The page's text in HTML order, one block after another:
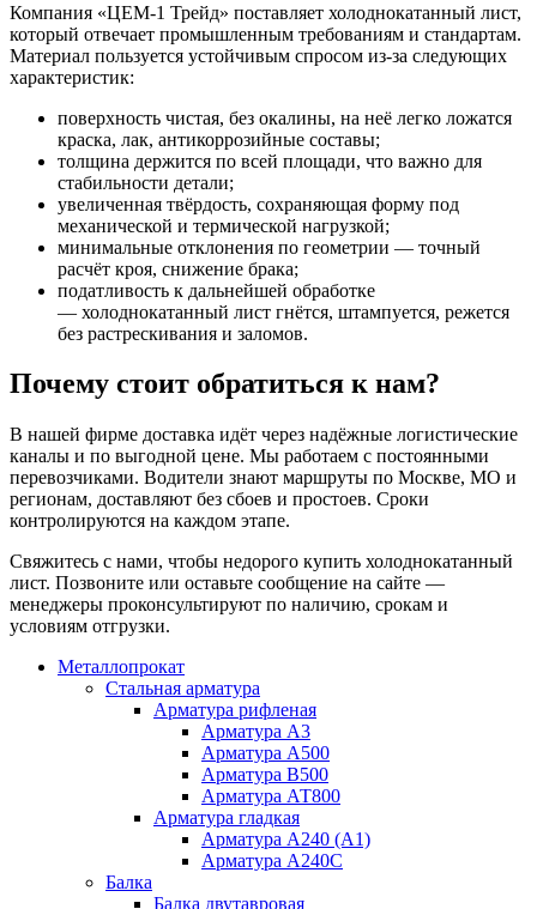
Компания «ЦЕМ‑1 Трейд» поставляет холоднокатанный лист,
который отвечает промышленным требованиям и стандартам.
Материал пользуется устойчивым спросом из-за следующих
характеристик:
поверхность чистая, без окалины, на неё легко ложатся
краска, лак, антикоррозийные составы;
толщина держится по всей площади, что важно для
стабильности детали;
увеличенная твёрдость, сохраняющая форму под
механической и термической нагрузкой;
минимальные отклонения по геометрии — точный
расчёт кроя, снижение брака;
податливость к дальнейшей обработке
— холоднокатанный лист гнётся, штампуется, режется
без растрескивания и заломов.
Почему стоит обратиться к нам?
В нашей фирме доставка идёт через надёжные логистические
каналы и по выгодной цене. Мы работаем с постоянными
перевозчиками. Водители знают маршруты по Москве, МО и
регионам, доставляют без сбоев и простоев. Сроки
контролируются на каждом этапе.
Свяжитесь с нами, чтобы недорого купить холоднокатанный
лист. Позвоните или оставьте сообщение на сайте —
менеджеры проконсультируют по наличию, срокам и
условиям отгрузки.
Металлопрокат
Стальная арматура
Арматура рифленая
Арматура А3
Арматура А500
Арматура В500
Арматура АТ800
Арматура гладкая
Арматура А240 (А1)
Арматура А240С
Балка
Балка двутавровая